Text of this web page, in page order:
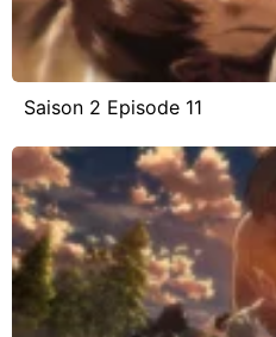
Saison 2 Episode 11